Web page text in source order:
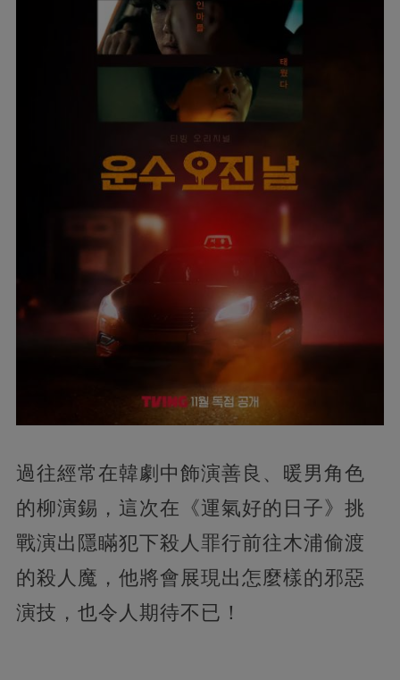
過往經常在韓劇中飾演善良、暖男角色
的柳演錫，這次在《運氣好的日子》挑
戰演出隱瞞犯下殺人罪行前往木浦偷渡
的殺人魔，他將會展現出怎麼樣的邪惡
演技，也令人期待不已！